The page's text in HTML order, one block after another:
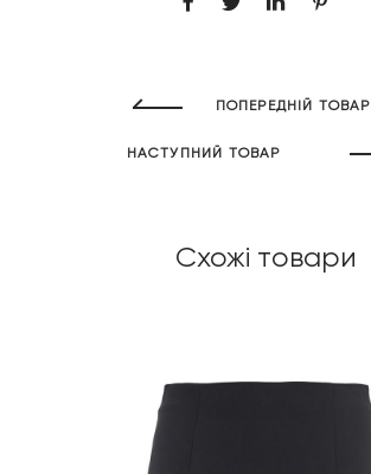
ПОПЕРЕДНІЙ ТОВАР
НАСТУПНИЙ ТОВАР
Схожі товари